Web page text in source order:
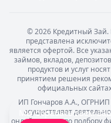
©2026 Кредитный
представлена
является офертой. Все
займов, вкладов,
продуктов и услуг
принятием решения
официальных
ИП Гончаров А.А.,
осуществляет
онлайн-услуги по подбору
Мы обрабатываем